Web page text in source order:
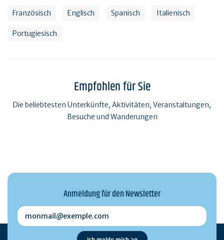
Französisch Englisch Spanisch Italienisch
Portugiesisch
Empfohlen für Sie
Die beliebtesten Unterkünfte, Aktivitäten, Veranstaltungen,
Besuche und Wanderungen
Anmeldung für den Newsletter
monmail@exemple.com